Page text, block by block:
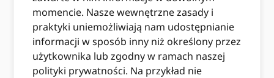
momencie. Nasze wewnętrzne zasady i
praktyki uniemożliwiają nam udostępnianie
informacji w sposób inny niż określony przez
użytkownika lub zgodny w ramach naszej
polityki prywatności. Na przykład nie